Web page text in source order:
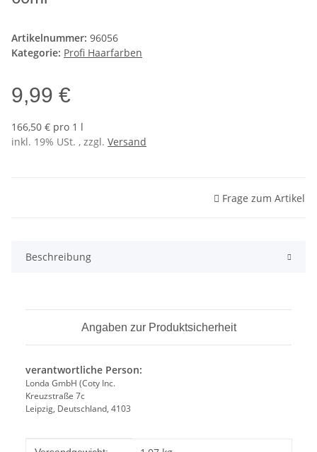
Artikelnummer: 96056
Kategorie: Profi Haarfarben
9,99 €
166,50 € pro 1 l
inkl. 19% USt. , zzgl. Versand
Frage zum Artikel
Beschreibung
Angaben zur Produktsicherheit
verantwortliche Person:
Londa GmbH (Coty Inc.
Kreuzstraße 7c
Leipzig, Deutschland, 4103